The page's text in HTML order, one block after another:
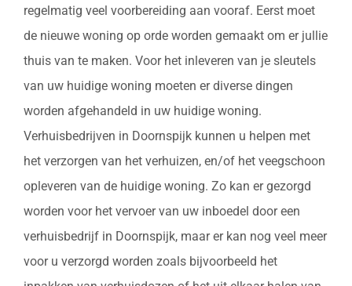
regelmatig veel voorbereiding aan vooraf. Eerst moet
de nieuwe woning op orde worden gemaakt om er jullie
thuis van te maken. Voor het inleveren van je sleutels
van uw huidige woning moeten er diverse dingen
worden afgehandeld in uw huidige woning.
Verhuisbedrijven in Doornspijk kunnen u helpen met
het verzorgen van het verhuizen, en/of het veegschoon
opleveren van de huidige woning. Zo kan er gezorgd
worden voor het vervoer van uw inboedel door een
verhuisbedrijf in Doornspijk, maar er kan nog veel meer
voor u verzorgd worden zoals bijvoorbeeld het